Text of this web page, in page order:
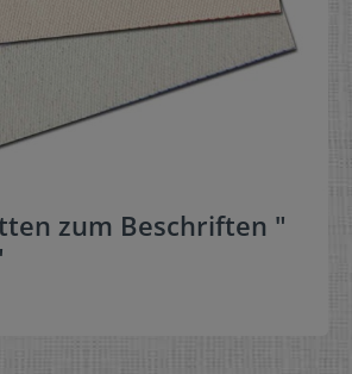
zum Beschriften "